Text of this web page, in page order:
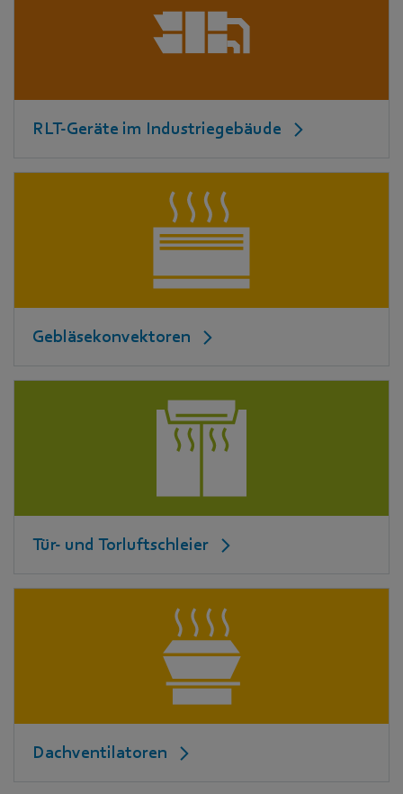
RLT-Geräte im Industriegebäude
Gebläsekonvektoren
Tür- und Torluftschleier
Dachventilatoren